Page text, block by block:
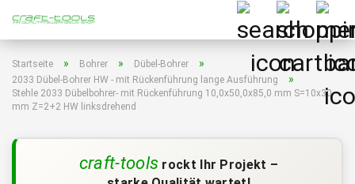
Startseite » Bohrer » Dübel-Bohrer »
2033 Dübel-Bohrer HW - mit Rückenführung lange Ausführung »
Stehle 2033 Dübelbohrer- mit Rückenführung 10,0x50,0x85,0 mm S=10x30
mm Z=2+2 HW linksdrehend
craft-tools rockt Ihr Projekt –